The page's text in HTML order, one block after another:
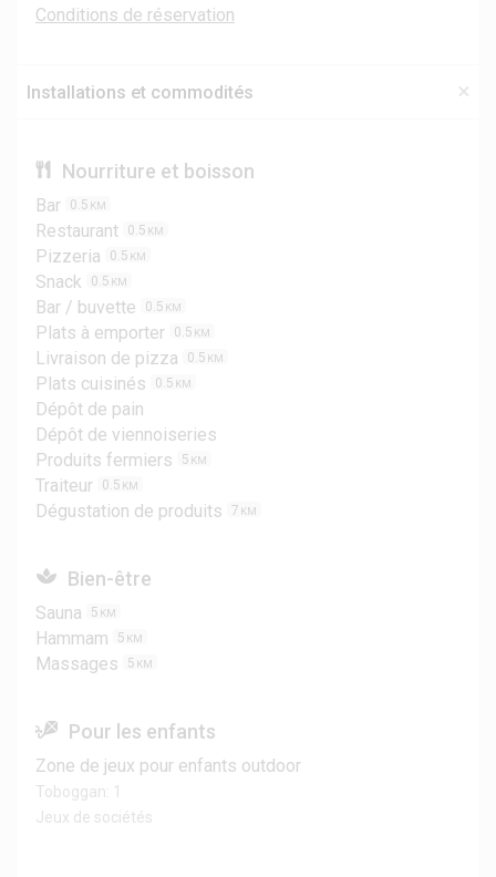
Conditions de réservation
Installations et commodités
Nourriture et boisson
Bar 0.5 KM
Restaurant 0.5 KM
Pizzeria 0.5 KM
Snack 0.5 KM
Bar / buvette 0.5 KM
Plats à emporter 0.5 KM
Livraison de pizza 0.5 KM
Plats cuisinés 0.5 KM
Dépôt de pain
Dépôt de viennoiseries
Produits fermiers
5 KM
Traiteur 0.5 KM
Dégustation de produits 7 KM
Bien-être
Sauna 5 KM
Hammam 5 KM
Massages 5 KM
Pour les enfants
Zone de jeux pour enfants outdoor
Toboggan: 1
Jeux de sociétés